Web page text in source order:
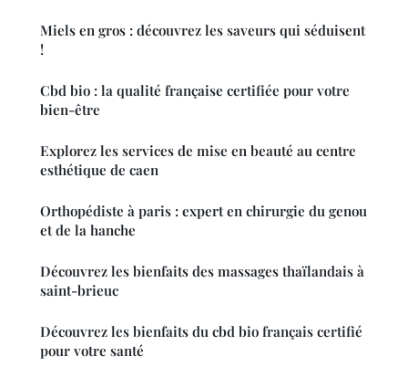
Miels en gros : découvrez les saveurs qui séduisent
!
Cbd bio : la qualité française certifiée pour votre
bien-être
Explorez les services de mise en beauté au centre
esthétique de caen
Orthopédiste à paris : expert en chirurgie du genou
et de la hanche
Découvrez les bienfaits des massages thaïlandais à
saint-brieuc
Découvrez les bienfaits du cbd bio français certifié
pour votre santé